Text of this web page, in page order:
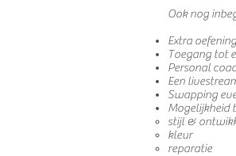
Ook nog
Extra
Toegang tot
Personal
Een
Swapping
Mogelijkheid
stijl &
kleur
reparatie